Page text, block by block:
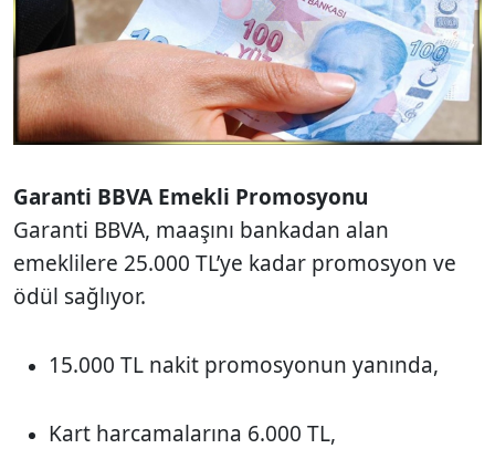
Garanti BBVA Emekli Promosyonu
Garanti BBVA, maaşını bankadan alan
emeklilere 25.000 TL’ye kadar promosyon ve
ödül sağlıyor.
15.000 TL nakit promosyonun yanında,
Kart harcamalarına 6.000 TL,